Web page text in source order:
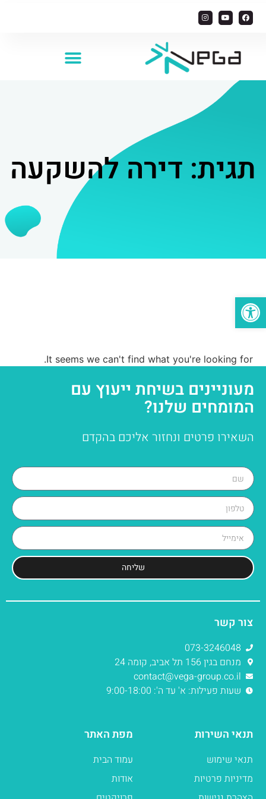
תגית: דירה להשקעה
It seems we can't find what you're looking for.
מעוניינים בשיחת ייעוץ עם
המומחים שלנו?
השאירו פרטים ונחזור אליכם בהקדם
שליחה
מפת האתר
עמוד הבית
אודות
תנאי השירות
תנאי שימוש
מדיניות פרטיות
צור קשר
073-3246048
מנחם בגין 156 תל אביב, קומה 24
contact@vega-group.co.il
שעות פעילות: א' עד ה': 9:00-18:00
פתח סרגל נגישות